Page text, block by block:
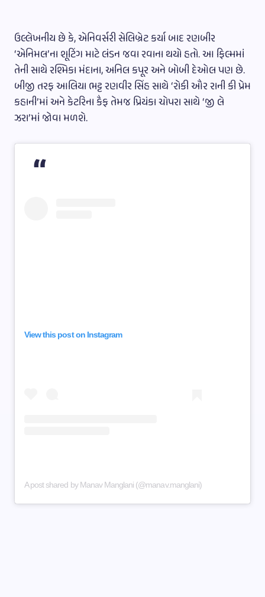
ઉલ્લેખનીય છે કે, એનિવર્સરી સેલિબ્રેટ કર્યા બાદ રણબીર
‘એનિમલ’ના શૂટિંગ માટે લંડન જવા રવાના થયો હતો. આ ફિલ્મમાં
તેની સાથે રશ્મિકા મંદાના, અનિલ કપૂર અને બોબી દેઓલ પણ છે.
બીજી તરફ આલિયા ભટ્ટ રણવીર સિંહ સાથે ‘રોકી ઔર રાની કી પ્રેમ
કહાની’માં અને કેટરિના કૈફ તેમજ પ્રિયંકા ચોપરા સાથે ‘જી લે
ઝરા’માં જોવા મળશે.
View this post on Instagram
A post shared by Manav Manglani (@manav.manglani)